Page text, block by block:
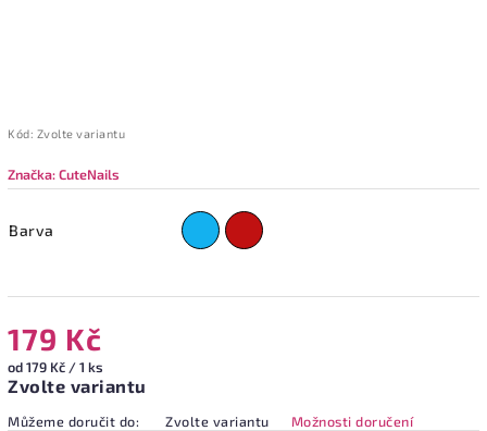
Kód: Zvolte variantu
Značka:CuteNails
Barva
179 Kč
od 179 Kč / 1 ks
Zvolte variantu
Můžeme doručit do: Zvolte variantu Možnosti doručení